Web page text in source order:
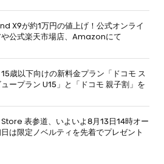
X9が約1万円の値上げ！公式オンライ
や公式楽天市場店、Amazonにて
15歳以下向けの新料金プラン「ドコモ ス
ープラン U15」と「ドコモ 親子割」を
表参道、いよいよ8月13日14時オー
は限定ノベルティを先着でプレゼント